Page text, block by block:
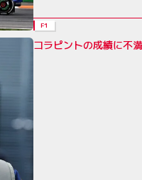
F1
コラピントの成績に不